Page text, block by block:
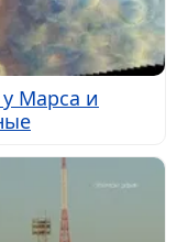
у Марса и